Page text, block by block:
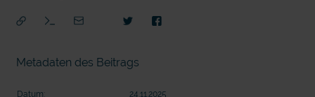
Metadaten des Beitrags
Datum:
24.11.2025